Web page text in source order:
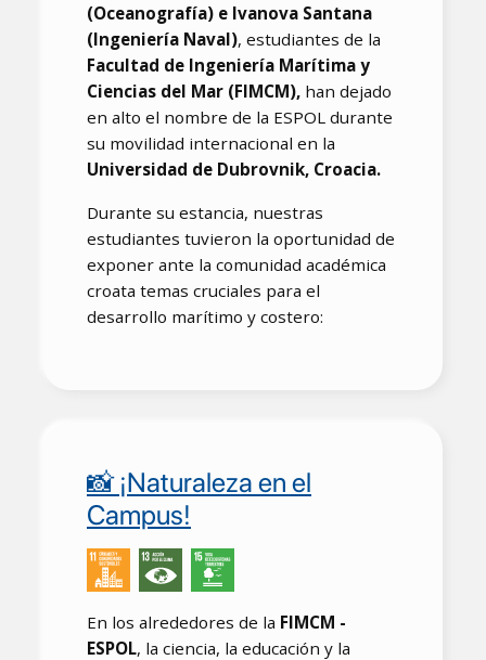
(Oceanografía) e Ivanova Santana
(Ingeniería Naval), estudiantes de la
Facultad de Ingeniería Marítima y
Ciencias del Mar (FIMCM), han dejado
en alto el nombre de la ESPOL durante
su movilidad internacional en la
Universidad de Dubrovnik, Croacia.
Durante su estancia, nuestras
estudiantes tuvieron la oportunidad de
exponer ante la comunidad académica
croata temas cruciales para el
desarrollo marítimo y costero:
📸 ¡Naturaleza en el
Campus!
En los alrededores de la FIMCM -
ESPOL, la ciencia, la educación y la